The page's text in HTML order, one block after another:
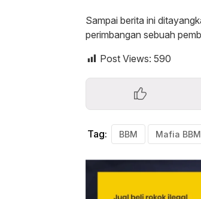
Sampai berita ini
perimbangan sebuah
Post Views: 590
Tag: BBM Mafia BBM